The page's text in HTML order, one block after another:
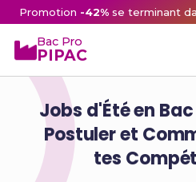
Promotion -42% se terminant
Bac Pro
PIPAC
Jobs d'Été en Bac
Postuler et
tes